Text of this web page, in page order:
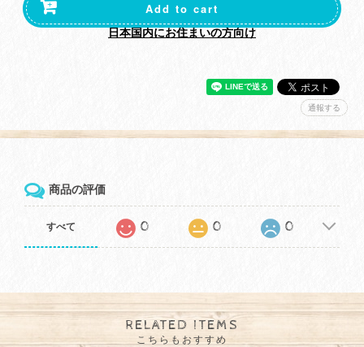
Add to cart
日本国内にお住まいの方向け
通報する
商品の評価
すべて 0 0 0
RELATED ITEMS
こちらもおすすめ